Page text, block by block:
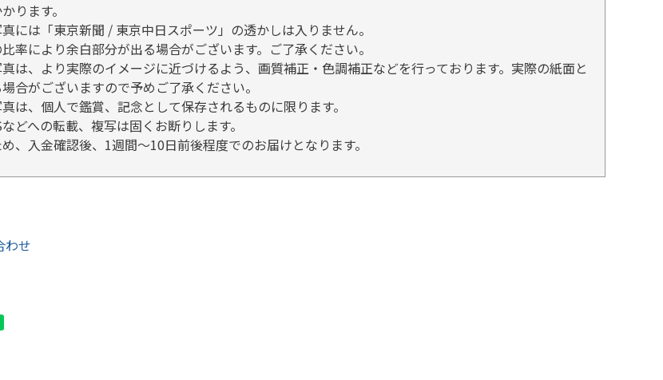
ります。
には「東京新聞 / 東京中日スポーツ」の透かしは入りません。
率により余白部分が出る場合がございます。ご了承ください。
は、より実際のイメージに近づけるよう、画質補正・色調補正などを行っております。実際の紙面と
合がございますので予めご了承ください。
は、個人で鑑賞、記念として保存されるものに限ります。
どへの転載、複写は固くお断りします。
、入金確認後、1週間～10日前後程度でのお届けとなります。
わせ